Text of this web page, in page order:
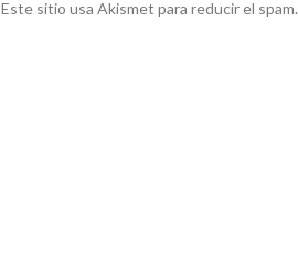
Este sitio usa Akismet para reducir el spam.